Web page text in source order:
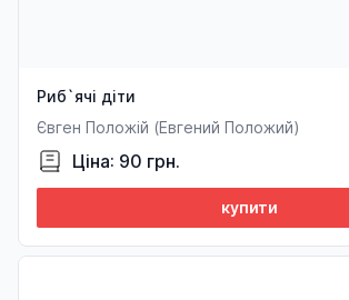
Риб`ячі діти
Євген Положій (Евгений Положий)
Ціна: 90 грн.
купити